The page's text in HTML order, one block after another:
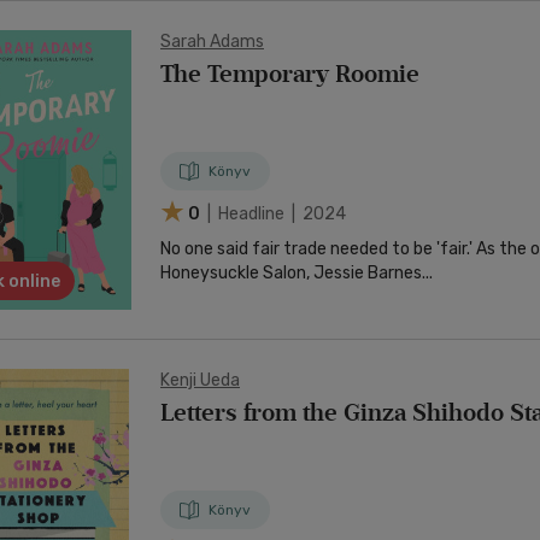
online
Sarah Adams
The Temporary Roomie
Könyv
0
| Headline | 2024
No one said fair trade needed to be 'fair.' As the owner of
Honeysuckle Salon, Jessie Barnes...
Kenji Ueda
Letters from the Ginza Shihodo
Könyv